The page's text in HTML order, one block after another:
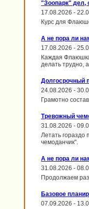
"Зоопарк" дел,
17.08.2026 -
Курс для
А не пора ли
17.08.2026 -
Каждая Флаюшка
делать трудно,
Долгосрочный
24.08.2026 -
Грамотно
Тревожный
31.08.2026 -
Летать гораздо
чемоданчик".
А не пора ли
31.08.2026 -
Продолжаем
Базовое
07.09.2026 -